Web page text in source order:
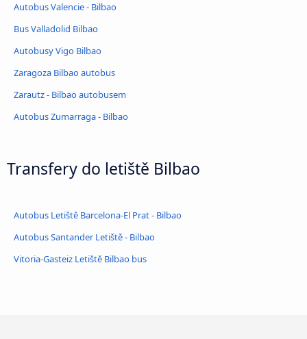
Autobus Valencie - Bilbao
Bus Valladolid Bilbao
Autobusy Vigo Bilbao
Zaragoza Bilbao autobus
Zarautz - Bilbao autobusem
Autobus Zumarraga - Bilbao
Transfery do letiště Bilbao
Autobus Letiště Barcelona-El Prat - Bilbao
Autobus Santander Letiště - Bilbao
Vitoria-Gasteiz Letiště Bilbao bus